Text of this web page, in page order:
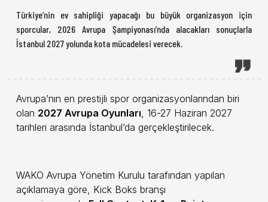
Türkiye’nin ev sahipliği yapacağı bu büyük organizasyon için
sporcular, 2026 Avrupa Şampiyonası’nda alacakları sonuçlarla
İstanbul 2027 yolunda kota mücadelesi verecek.
Avrupa’nın en prestijli spor organizasyonlarından biri
olan 2027 Avrupa Oyunları, 16-27 Haziran 2027
tarihleri arasında İstanbul’da gerçekleştirilecek.
WAKO Avrupa Yönetim Kurulu tarafından yapılan
açıklamaya göre, Kick Boks branşı